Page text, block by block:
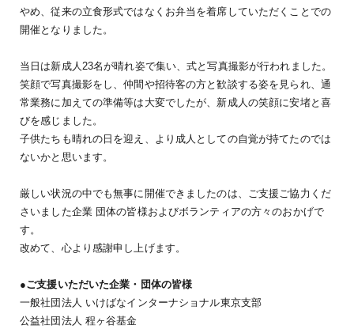
やめ、従来の立食形式ではなくお弁当を着席していただくことでの
開催となりました。
当日は新成人23名が晴れ姿で集い、式と写真撮影が行われました。
笑顔で写真撮影をし、仲間や招待客の方と歓談する姿を見られ、通
常業務に加えての準備等は大変でしたが、新成人の笑顔に安堵と喜
びを感じました。
子供たちも晴れの日を迎え、より成人としての自覚が持てたのでは
ないかと思います。
厳しい状況の中でも無事に開催できましたのは、ご支援ご協力くだ
さいました企業 団体の皆様およびボランティアの方々のおかげで
す。
改めて、心より感謝申し上げます。
●ご支援いただいた企業・団体の皆様
一般社団法人 いけばなインターナショナル東京支部
公益社団法人 程ヶ谷基金